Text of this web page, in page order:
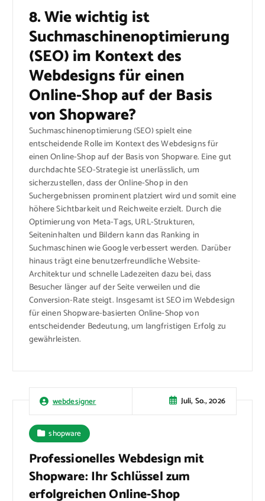
8. Wie wichtig ist
Suchmaschinenoptimierung
(SEO) im Kontext des
Webdesigns für einen
Online-Shop auf der Basis
von Shopware?
Suchmaschinenoptimierung (SEO) spielt eine
entscheidende Rolle im Kontext des Webdesigns für
einen Online-Shop auf der Basis von Shopware. Eine gut
durchdachte SEO-Strategie ist unerlässlich, um
sicherzustellen, dass der Online-Shop in den
Suchergebnissen prominent platziert wird und somit eine
höhere Sichtbarkeit und Reichweite erzielt. Durch die
Optimierung von Meta-Tags, URL-Strukturen,
Seiteninhalten und Bildern kann das Ranking in
Suchmaschinen wie Google verbessert werden. Darüber
hinaus trägt eine benutzerfreundliche Website-
Architektur und schnelle Ladezeiten dazu bei, dass
Besucher länger auf der Seite verweilen und die
Conversion-Rate steigt. Insgesamt ist SEO im Webdesign
für einen Shopware-basierten Online-Shop von
entscheidender Bedeutung, um langfristigen Erfolg zu
gewährleisten.
webdesigner Juli, So., 2026
shopware
Professionelles Webdesign mit
Shopware: Ihr Schlüssel zum
erfolgreichen Online-Shop